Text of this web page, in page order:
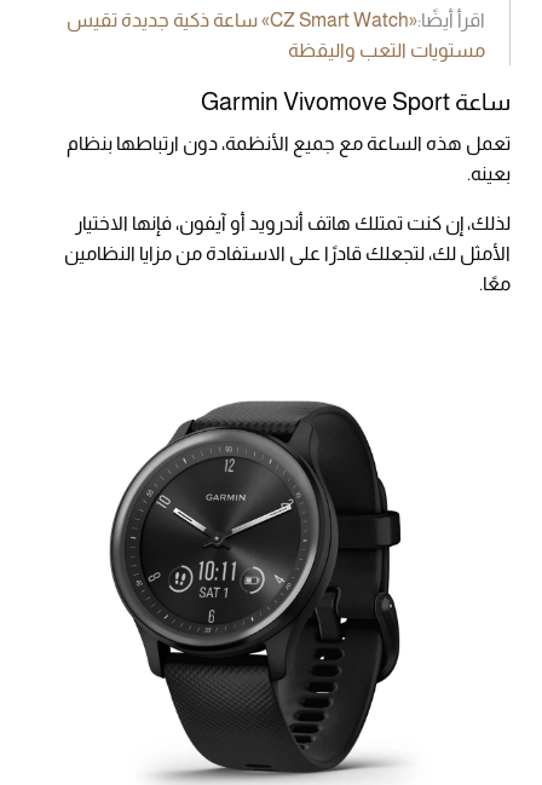
اقرأ أيضًا:
«CZ Smart Watch» ساعة ذكية جديدة تقيس
مستويات التعب واليقظة
ساعة Garmin Vivomove Sport
تعمل هذه الساعة مع جميع الأنظمة، دون ارتباطها بنظام
بعينه.
لذلك، إن كنت تمتلك هاتف أندرويد أو آيفون، فإنها الاختيار
الأمثل لك، لتجعلك قادرًا على الاستفادة من مزايا النظامين
معًا.